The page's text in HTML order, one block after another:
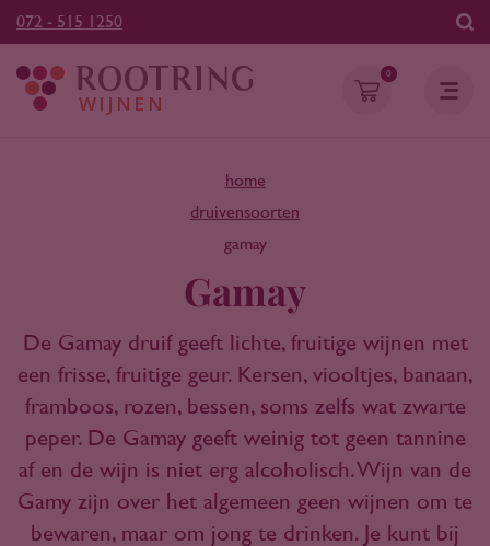
072 - 515 1250
0
home
druivensoorten
gamay
Gamay
De Gamay druif geeft lichte, fruitige wijnen met
een frisse, fruitige geur. Kersen, viooltjes, banaan,
framboos, rozen, bessen, soms zelfs wat zwarte
peper. De Gamay geeft weinig tot geen tannine
af en de wijn is niet erg alcoholisch. Wijn van de
Gamy zijn over het algemeen geen wijnen om te
bewaren, maar om jong te drinken. Je kunt bij